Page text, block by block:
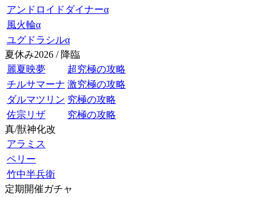
アンドロイドダイナーα
風火輪α
ユグドラシルα
夏休み2026 / 降臨
麗夏映夢
超究極の攻略
チルサマーナ 激究極の攻略
ダルマツリン 究極の攻略
佐宗リザ
究極の攻略
真/獣神化改
アラミス
ペリー
竹中半兵衛
定期開催ガチャ